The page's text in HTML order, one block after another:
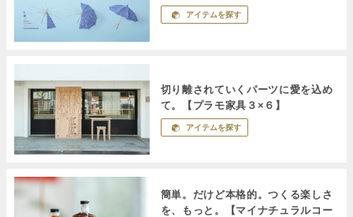
アイテムを探す
切り離されていくパーツに愛を込め
て。【プラモ家具３×６】
アイテムを探す
簡単。だけど本格的。つくる楽しさ
を、もっと。【マイナチュラルコー